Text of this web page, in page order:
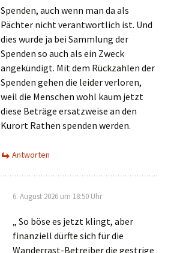
Spenden, auch wenn man da als
Pächter nicht verantwortlich ist. Und
dies wurde ja bei Sammlung der
Spenden so auch als ein Zweck
angekündigt. Mit dem Rückzahlen der
Spenden gehen die leider verloren,
weil die Menschen wohl kaum jetzt
diese Beträge ersatzweise an den
Kurort Rathen spenden werden.
Antworten
6. August 2026 um 18:50 Uhr
„ So böse es jetzt klingt, aber
finanziell dürfte sich für die
Wanderrast-Betreiber die gestrige